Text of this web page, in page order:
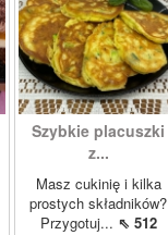
Szybkie placuszki
z...
Masz cukinię i kilka
prostych składników?
Przygotuj... ⇖ 512